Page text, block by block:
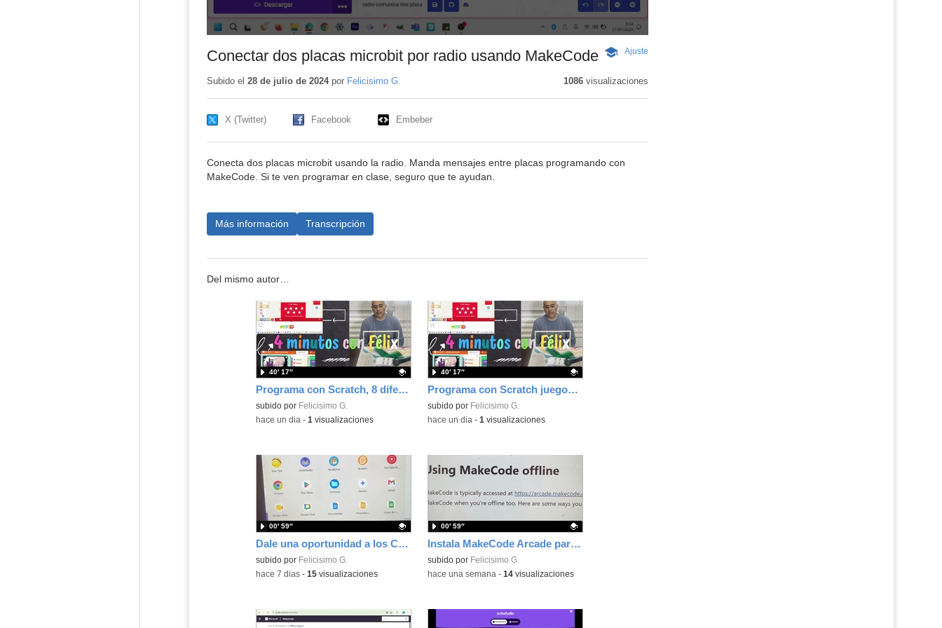
Conectar dos placas microbit por radio usando MakeCode -
educativo
Ajuste
Subido el 28 de julio de 2024por Felicisimo G. 1086visualizaciones
X (Twitter) Facebook Embeber
Conecta dos placas microbit usando la radio. Manda mensajes entre placas programando con
MakeCode. Si te ven programar en clase, seguro que te ayudan.
Más información Transcripción
Del mismo autor…
Programa con Scratch, 8 diferentes juegos para vivir la emoción de los partidos de España en el mundial 2026
Contenido educativo.
subido por Felicisimo G.
40′ 17″
-hace un dia - 1 visualizaciones
Programa con Scratch juegos con los partidos del mundial 2026 ganados por España
Contenido educativo.
subido por Felicisimo G.
40′ 17″
-hace un dia - 1 visualizaciones
Dale una oportunidad a los Chromebooks y utiliza un proyector para realizar talleres si no tienes pantallas táctiles
Contenido educativo.
subido por Felicisimo G.
00′ 59″
-hace 7 dias- 15visualizaciones
Instala MakeCode Arcade para trabajar offline en tu tablet, ordenador, Chromebook
Contenido educativo.
subido por Felicisimo G.
00′ 59″
-hace una semana - 14visualizaciones